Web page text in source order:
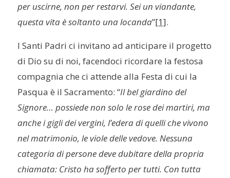
per uscirne, non per restarvi. Sei un viandante,
questa vita è soltanto una locanda”[1].
I Santi Padri ci invitano ad anticipare il progetto
di Dio su di noi, facendoci ricordare la festosa
compagnia che ci attende alla Festa di cui la
Pasqua è il Sacramento: “Il bel giardino del
Signore… possiede non solo le rose dei martiri, ma
anche i gigli dei vergini, l’edera di quelli che vivono
nel matrimonio, le viole delle vedove. Nessuna
categoria di persone deve dubitare della propria
chiamata: Cristo ha sofferto per tutti. Con tutta